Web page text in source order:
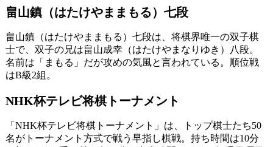
畠山鎮（はたけやままもる）七段
畠山鎮（はたけやままもる）七段は、将棋界唯一の双子棋
士で、双子の兄は畠山成幸（はたけやまなりゆき）八段。
名前は「まもる」だが攻めの気風と言われている。順位戦
はB級2組。
NHK杯テレビ将棋トーナメント
「NHK杯テレビ将棋トーナメント」は、トップ棋士たち50
名がトーナメント方式で戦う早指し棋戦。持ち時間は10分